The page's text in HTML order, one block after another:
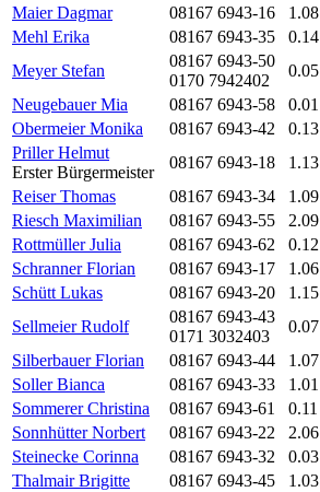
Maier Dagmar
08167 6943-16 1.08
Mehl Erika
08167 6943-35 0.14
Meyer Stefan
08167 6943-50
0170 7942402
0.05
Neugebauer Mia
08167 6943-58 0.01
Obermeier Monika
08167 6943-42 0.13
Priller Helmut
Erster Bürgermeister
08167 6943-18 1.13
Reiser Thomas
08167 6943-34 1.09
Riesch Maximilian
08167 6943-55 2.09
Rottmüller Julia
08167 6943-62 0.12
Schranner Florian
08167 6943-17 1.06
Schütt Lukas
08167 6943-20 1.15
Sellmeier Rudolf
08167 6943-43
0171 3032403
0.07
Silberbauer Florian
08167 6943-44 1.07
Soller Bianca
08167 6943-33 1.01
Sommerer Christina
08167 6943-61 0.11
Sonnhütter Norbert
08167 6943-22 2.06
Steinecke Corinna
08167 6943-32 0.03
Thalmair Brigitte
08167 6943-45 1.03